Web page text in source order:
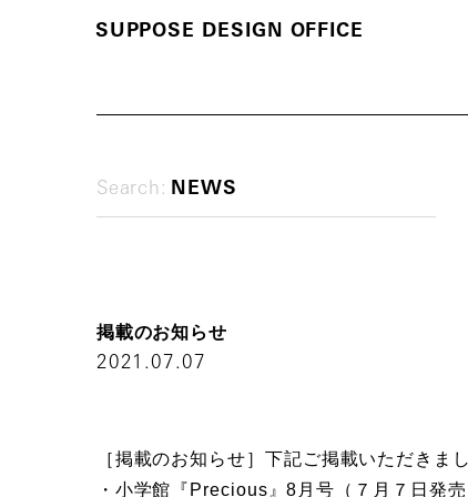
SU P POS E D ES G N O F F IC E
Search: NEWS
掲載のお知らせ
2021.07.07
［掲載のお知らせ］下記ご掲載いただきま
・小学館『Precious』8月号（７月７日発